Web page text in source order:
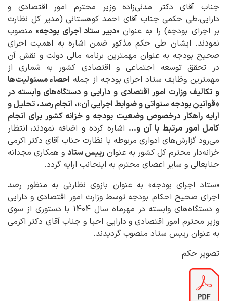
جناب آقای دکتر مدنی‌زاده وزیر محترم امور اقتصادی و
دارایی،طی حکمی جناب آقای احمد کوهستانی (مدیر کل نظارت
بر اجرای بودجه) را به عنوان «دبیر ستاد اجرای بودجه» منصوب
نمودند. ایشان طی حکم مذکور ضمن اشاره به اهمیت اجرای
صحیح بودجه به عنوان مهمترین برنامه مالی دولت و نقش آن
در تحقق توسعه اجتماعی و اقتصادی کشور به شماری از
مهمترین وظایف ستاد اجرای بودجه از جمله احصاء مسئولیت‌ها
و تکالیف وزارت امور اقتصادی و دارایی و دستگاه‌های وابسته در
«قوانین بودجه سنواتی و ضوابط اجرایی آن»، انجام رصد، تحلیل و
ارایه راهکار درخصوص وضعیت بودجه و خزانه کشور برای انجام
کامل امور مرتبط با آن و... اشاره کرده و اضافه نمودند، انتظار
می‌رود گزارش‌های ادواری مربوطه با نظارت جناب آقای دکتر اکرمی
خزانه‌دار محترم کل کشور به عنوان رییس ستاد و همکاری مجدانه
جنابعالی و سایر اعضای محترم به اینجانب ارایه گردد.
«ستاد اجرای بودجه» به عنوان بازوی نظارتی به منظور رصد
اجرای صحیح احکام بودجه توسط وزارت امور اقتصادی و دارایی
و دستگاه‌های وابسته در مهرماه سال 1404 با دستوری از سوی
وزیر محترم امور اقتصادی و دارایی احیا و جناب آقای دکتر اکرمی
به عنوان رییس ستاد منصوب گردیدند.
تصویر حکم